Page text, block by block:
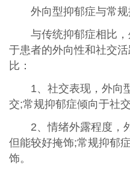
外向型抑郁症与常
与传统抑郁症相比
于患者的外向性和社交
比：
1、社交表现，外向
交;常规抑郁症倾向于社交
2、情绪外露程度，
但能较好掩饰;常规抑郁
饰。